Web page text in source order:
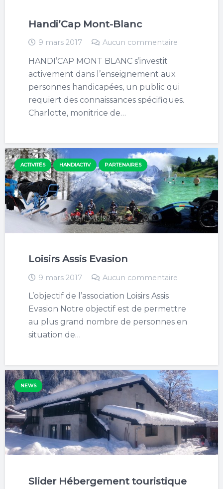
Handi’Cap Mont-Blanc
9 mars 2017 Aucun commentaire
HANDI’CAP MONT BLANC s’investit
activement dans l’enseignement aux
personnes handicapées, un public qui
requiert des connaissances spécifiques.
Charlotte, monitrice de…
ACTIVITÉS HANDIACTIV PARTENAIRES
Loisirs Assis Evasion
9 mars 2017 Aucun commentaire
L’objectif de l’association Loisirs Assis
Evasion Notre objectif est de permettre
au plus grand nombre de personnes en
situation de…
NEWS
Slider Hébergement touristique